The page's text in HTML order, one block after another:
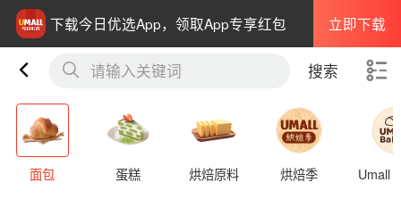
下载今日优选App，领取App专享红包 立即下载
请输入关键词 搜索
面包 蛋糕 烘焙原料 烘焙季 Umall